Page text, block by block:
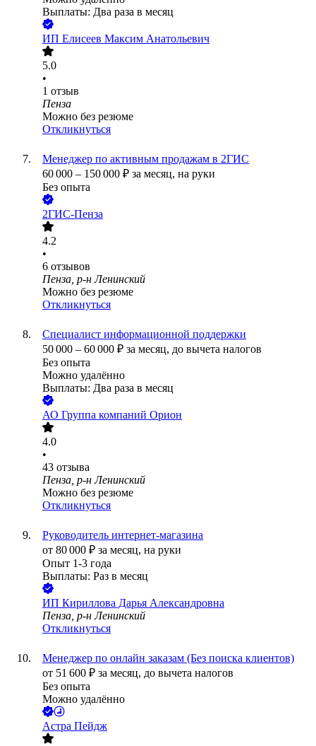
Выплаты: Два раза в месяц
ИП Елисеев Максим Анатольевич
5.0
•
1 отзыв
Пенза
Можно без резюме
Откликнуться
Менеджер по активным продажам в 2ГИС
60 000 – 150 000 ₽ за месяц, на руки
Без опыта
2ГИС-Пенза
4.2
•
6 отзывов
Пенза, р-н Ленинский
Можно без резюме
Откликнуться
Специалист информационной поддержки
50 000 – 60 000 ₽ за месяц, до вычета налогов
Без опыта
Можно удалённо
Выплаты: Два раза в месяц
АО Группа компаний Орион
4.0
•
43 отзыва
Пенза, р-н Ленинский
Можно без резюме
Откликнуться
Руководитель интернет-магазина
от 80 000 ₽ за месяц, на руки
Опыт 1-3 года
Выплаты: Раз в месяц
ИП Кириллова Дарья Александровна
Пенза, р-н Ленинский
Откликнуться
Менеджер по онлайн заказам (Без поиска клиентов)
от 51 600 ₽ за месяц, до вычета налогов
Без опыта
Можно удалённо
Астра Пейдж